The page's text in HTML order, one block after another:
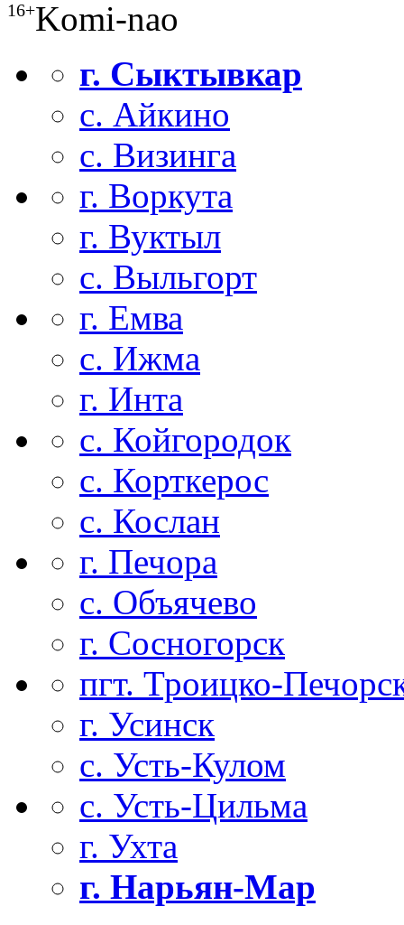
16+Komi-nao
г. Сыктывкар
с. Айкино
с. Визинга
г. Воркута
г. Вуктыл
с. Выльгорт
г. Емва
с. Ижма
г. Инта
с. Койгородок
с. Корткерос
с. Кослан
г. Печора
с. Объячево
г. Сосногорск
пгт. Троицко-
г. Усинск
с. Усть-Кулом
с. Усть-Цильма
г. Ухта
г. Нарьян-Мар